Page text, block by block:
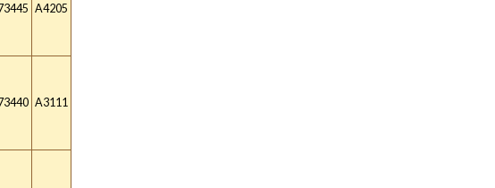
A4205
A3111